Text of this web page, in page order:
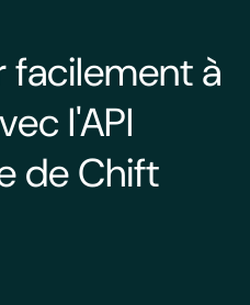
facilement à
l'API
de Chift